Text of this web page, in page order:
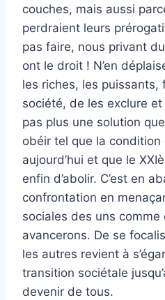
couches, mais aussi
perdraient leurs
pas faire, nous privant
ont le droit ! N’en
les riches, les
société, de les exclure et
pas plus une solution
obéir tel que la condition
aujourd’hui et que le
enfin d’abolir. C’est en
confrontation en
sociales des uns
avancerons. De se
les autres revient à
transition sociétale
devenir de tous.